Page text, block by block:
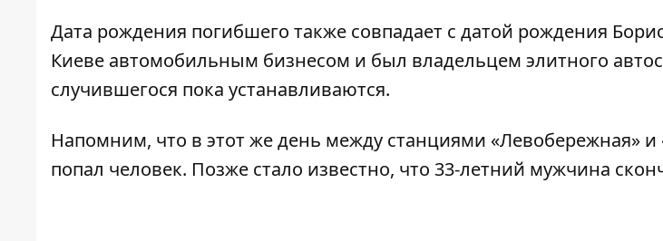
Дата рождения погибшего также совпадает с датой рождения
Киеве автомобильным бизнесом и был владельцем элитного
случившегося пока устанавливаются.
Напомним, что в этот же день между станциями «Левобережная» и
попал человек. Позже стало известно, что 33-летний мужчина